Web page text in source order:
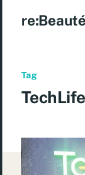
re:Beauté
Tag